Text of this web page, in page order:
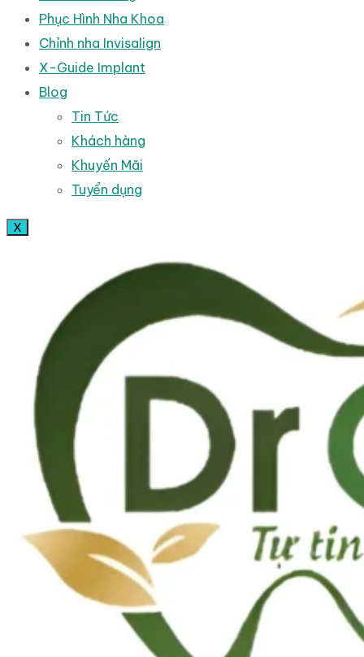
Phục Hình Nha Khoa
Chỉnh nha Invisalign
X-Guide Implant
Blog
Tin Tức
Khách hàng
Khuyến Mãi
Tuyển dụng
X